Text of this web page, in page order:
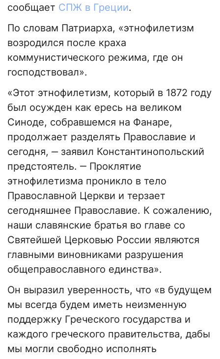
сообщает СПЖ в Греции.
По словам Патриарха, «этнофилетизм
возродился после краха
коммунистического режима, где он
господствовал».
«Этот этнофилетизм, который в 1872 году
был осужден как ересь на великом
Синоде, собравшемся на Фанаре,
продолжает разделять Православие и
сегодня, ‒ заявил Константинопольский
предстоятель. ‒ Проклятие
этнофилетизма проникло в тело
Православной Церкви и терзает
сегодняшнее Православие. К сожалению,
наши славянские братья во главе со
Святейшей Церковью России являются
главными виновниками разрушения
общеправославного единства».
Он выразил уверенность, что «в будущем
мы всегда будем иметь неизменную
поддержку Греческого государства и
каждого греческого правительства, дабы
мы могли свободно исполнять